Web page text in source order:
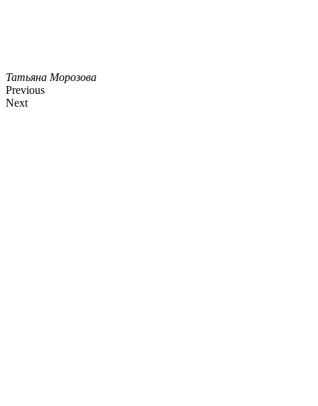
Татьяна Морозова
Previous
Next